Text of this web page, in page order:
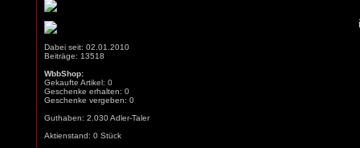
Dabei seit: 02.01.2010
Beiträge: 13518
WbbShop:
Gekaufte Artikel: 0
Geschenke erhalten: 0
Geschenke vergeben: 0
Guthaben: 2.030 Adler-Taler
Aktienstand: 0 Stück